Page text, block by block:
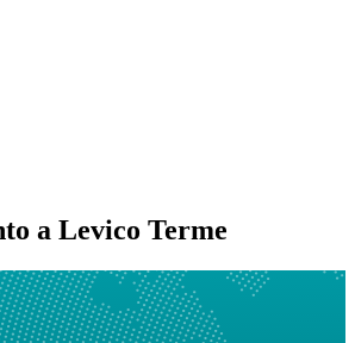
a Levico Terme